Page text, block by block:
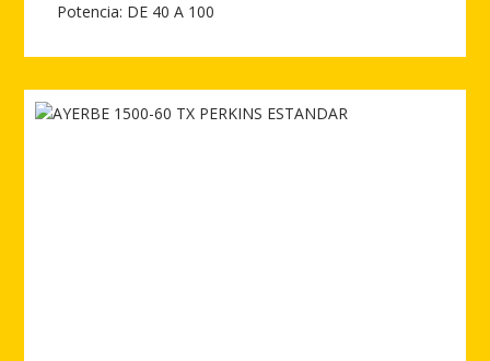
Potencia: DE 40 A 100